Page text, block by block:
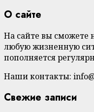
О сайте
На сайте вы сможете
любую жизненную
пополняется
Наши контакты:
Свежие записи